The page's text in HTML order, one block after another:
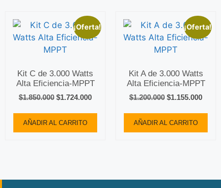
¡Oferta!
Kit C de 3.000 Watts
Alta Eficiencia-MPPT
$1.850.000 $1.724.000
AÑADIR AL CARRITO
¡Oferta!
Kit A de 3.000 Watts
Alta Eficiencia-MPPT
$1.200.000 $1.155.000
AÑADIR AL CARRITO